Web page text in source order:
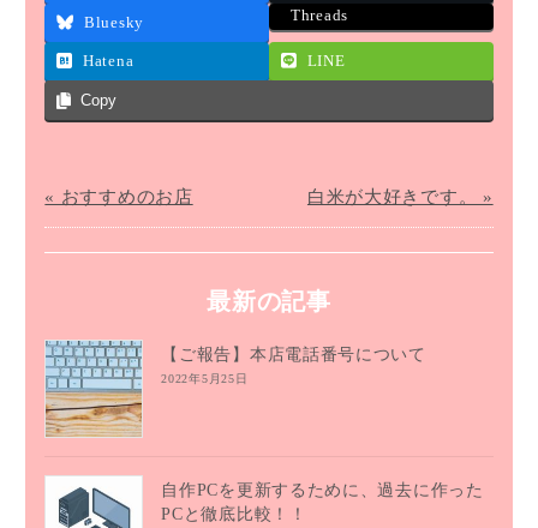
Bluesky Threads
Hatena LINE
Copy
« おすすめのお店 白米が大好きです。 »
最新の記事
【ご報告】本店電話番号について
2022年5月25日
自作PCを更新するために、過去に作った
PCと徹底比較！！